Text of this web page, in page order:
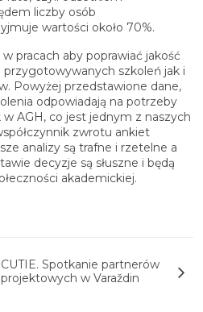
liczby osób
wartości około 70%.
pracach aby poprawiać jakość
przygotowywanych szkoleń jak i
Powyżej przedstawione dane,
odpowiadają na potrzeby
AGH, co jest jednym z naszych
zwrotu ankiet
analizy są trafne i rzetelne a
decyzje są słuszne i będą
akademickiej.
CUTIE. Spotkanie partnerów
projektowych w Varaždin